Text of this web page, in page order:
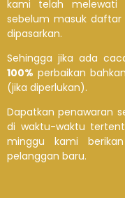
kami telah melewati
sebelum masuk daftar
dipasarkan.
Sehingga jika ada
100% perbaikan
(jika diperlukan).
Dapatkan penawaran
di waktu-waktu
minggu kami
pelanggan baru.